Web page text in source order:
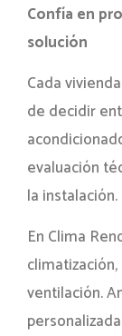
Confía en
solución
Cada
de decidir
evaluación
la instalación.
En Clima
ventilación.